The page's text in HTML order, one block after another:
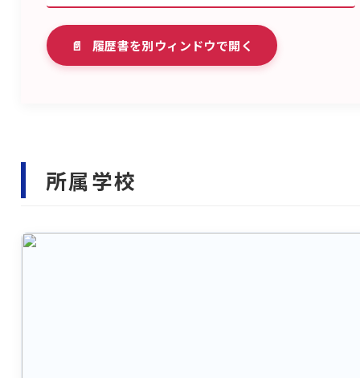
📄 履歴書を別ウィンドウで開く
所属学校